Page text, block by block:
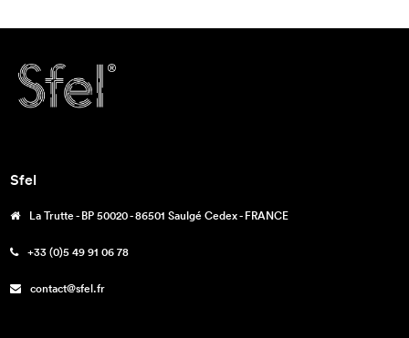
Sfel
La Trutte - BP 50020 - 86501 Saulgé Cedex - FRANCE
+33 (0)5 49 91 06 78
contact@sfel.fr